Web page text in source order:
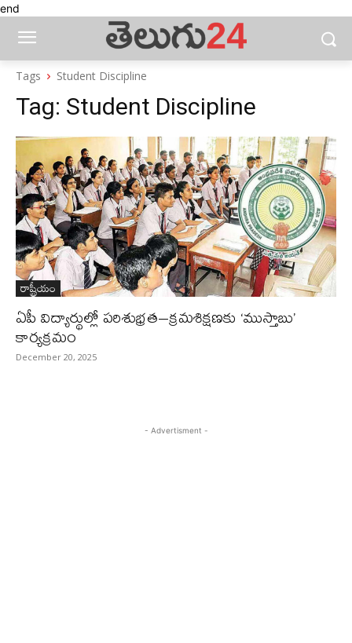
end
Tags Student Discipline
Tag: Student Discipline
రాష్ట్రీయం
ఏపీ విద్యార్థుల్లో పరిశుభ్రత–క్రమశిక్షణకు ‘ముస్తాబు’
కార్యక్రమం
December 20, 2025
- Advertisment -